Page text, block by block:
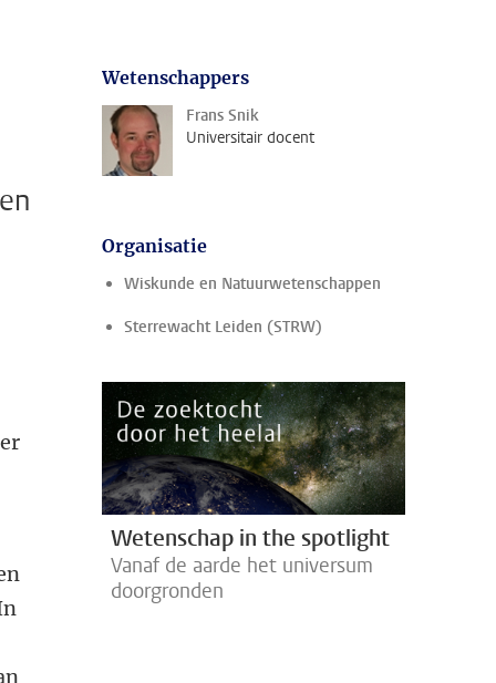
Wetenschappers
Frans Snik
Universitair docent
Organisatie
Wiskunde en Natuurwetenschappen
Sterrewacht Leiden (STRW)
Wetenschap in the spotlight
Vanaf de aarde het universum
doorgronden